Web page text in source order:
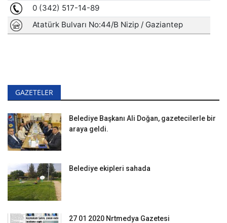
GAZETELER
Belediye Başkanı Ali Doğan, gazetecilerle bir
araya geldi.
Belediye ekipleri sahada
27 01 2020 Nrtmedya Gazetesi